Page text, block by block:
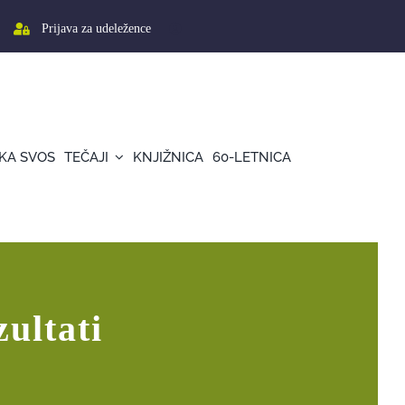
Prijava za udeležence
SVOS TEČAJI KNJIŽNICA 60-LETNICA